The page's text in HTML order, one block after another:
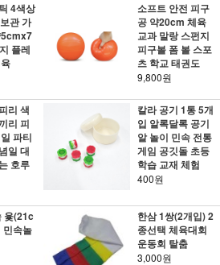
4색상
관 가
5cmx7
플레
소프트 안전 피구
공 약20cm 체육
교과 말랑 스펀지
피구볼 폼 볼 스포
츠 학교 태권도
9,800원
리 색
리 피
파티
일 대
호루
칼라 공기 1통 5개
입 알록달록 공기
알 놀이 민속 전통
게임 공깃돌 초등
학습 교재 체험
400원
윷(21c
민속놀
한삼 1쌍(2개입) 2
종선택 체육대회
운동회 탈춤
3,000원